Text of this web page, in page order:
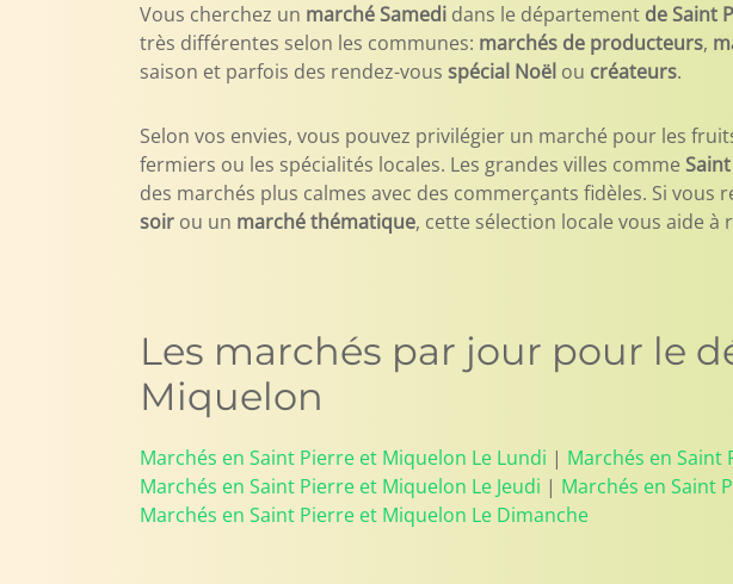
Vous cherchez un marché Samedi dans le département de Saint
très différentes selon les communes: marchés de producteurs,
saison et parfois des rendez-vous spécial Noël ou créateurs.
Selon vos envies, vous pouvez privilégier un marché pour les
fermiers ou les spécialités locales. Les grandes villes comme
des marchés plus calmes avec des commerçants fidèles. Si vous
soir ou un marché thématique, cette sélection locale vous aide
Les marchés par jour pour le
Miquelon
Marchés en Saint Pierre et Miquelon Le Lundi | Marchés en Saint
Marchés en Saint Pierre et Miquelon Le Jeudi | Marchés en Saint
Marchés en Saint Pierre et Miquelon Le Dimanche